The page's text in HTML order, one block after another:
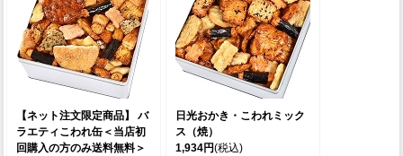
【ネット注文限定商品】 バ
ラエティこわれ缶＜当店初
回購入の方のみ送料無料＞
日光おかき・こわれミック
ス（焼）
1,934円(税込)